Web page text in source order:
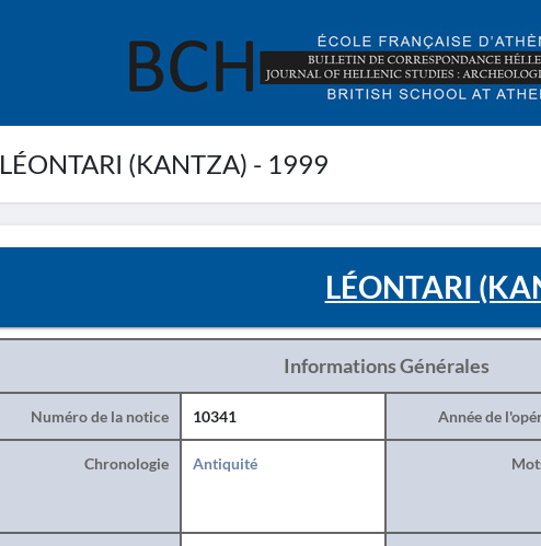
LÉONTARI (KANTZA) - 1999
LÉONTARI
Informations Générales
Numéro de la notice 10341 Année de
Chronologie Antiquité